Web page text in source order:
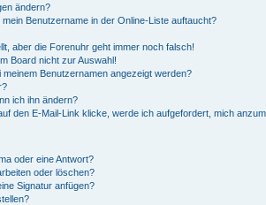
ändern?
Benutzername in der Online-Liste auftaucht?
aber die Forenuhr geht immer noch falsch!
Board nicht zur Auswahl!
Benutzernamen angezeigt werden?
ich ihn ändern?
den E-Mail-Link klicke, werde ich aufgefordert, mich
oder eine Antwort?
oder löschen?
Signatur anfügen?